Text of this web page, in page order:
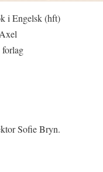
i Engelsk (hft)
Sofie Bryn.